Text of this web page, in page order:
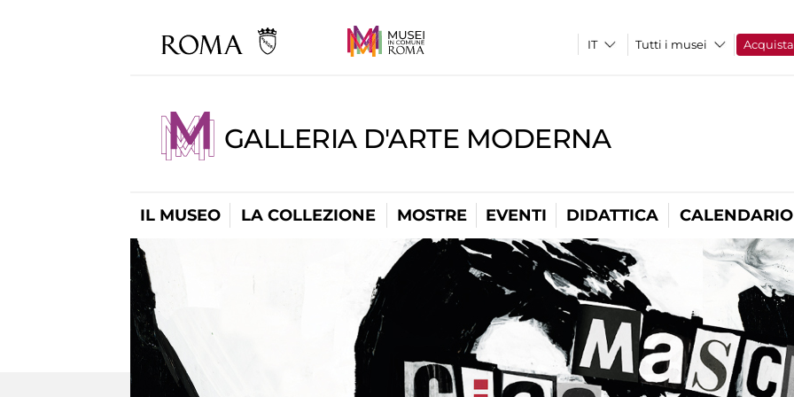
Tutti i musei Acquista
GALLERIA D'ARTE MODERNA
IL MUSEO LA COLLEZIONE MOSTRE EVENTI DIDATTICA CALENDARIO